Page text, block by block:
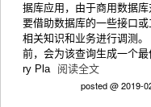
据库应用，由于商用数据
要借助数据库的一些接口
相关知识和业务进行调测
前，会为该查询生成一个
ry Pla
阅读全文
posted @ 2019-